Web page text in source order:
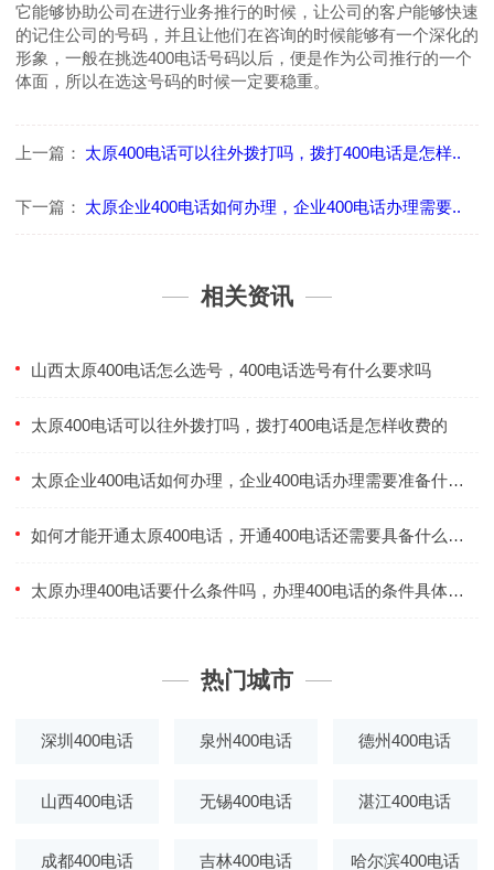
它能够协助公司在进行业务推行的时候，让公司的客户能够快速
的记住公司的号码，并且让他们在咨询的时候能够有一个深化的
形象，一般在挑选400电话号码以后，便是作为公司推行的一个
体面，所以在选这号码的时候一定要稳重。
上一篇： 太原400电话可以往外拨打吗，拨打400电话是怎样..
下一篇： 太原企业400电话如何办理，企业400电话办理需要..
相关资讯
山西太原400电话怎么选号，400电话选号有什么要求吗
太原400电话可以往外拨打吗，拨打400电话是怎样收费的
太原企业400电话如何办理，企业400电话办理需要准备什么相关资料
如何才能开通太原400电话，开通400电话还需要具备什么条件
太原办理400电话要什么条件吗，办理400电话的条件具体有哪些
热门城市
深圳400电话 泉州400电话 德州400电话
山西400电话 无锡400电话 湛江400电话
成都400电话 吉林400电话 哈尔滨400电话